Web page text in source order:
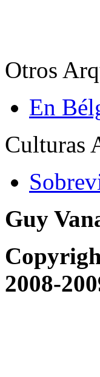
Otros
En
Culturas
Guy
2008-